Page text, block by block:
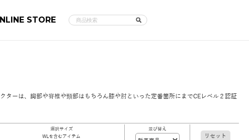
STORE
ーは、胸部や脊椎や頸部はもちろん膝や肘といった定番箇所にまでCEレベル２認証
選択サイズ
WLを含むアイテム
並び替え
リセット